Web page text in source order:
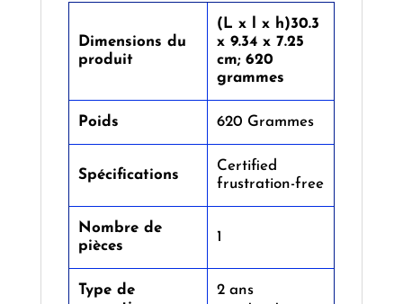
Dimensions du
produit
(L x l x h)‎30.3
x 9.34 x 7.25
cm; 620
grammes
Poids ‎620 Grammes
Spécifications
Certified
frustration-free
Nombre de
pièces
1
Type de
2 ans